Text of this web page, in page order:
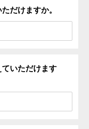
だけますか。
いただけます